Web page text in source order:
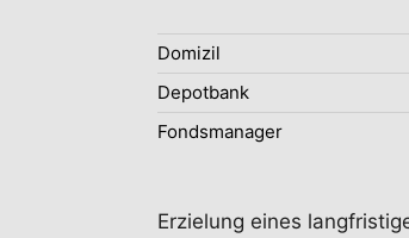
Domizil
Depotbank
Fondsmanager
Erzielung eines